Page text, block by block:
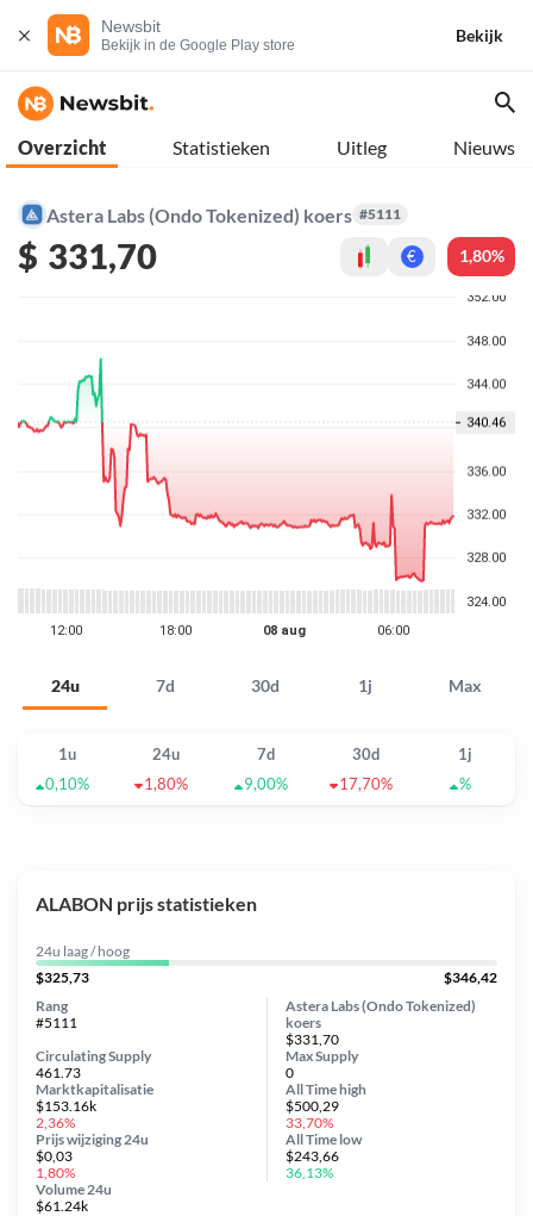
Newsbit
Bekijk in de Google Play store
Bekijk
Overzicht Statistieken Uitleg Nieuws
Astera Labs (Ondo Tokenized) koers #5111
$ 331,70 € 1,80%
24u 7d 30d 1j Max
1u 24u 7d 30d
1j
0,10%
1,80% 9,00% 17,70% %
ALABON prijs statistieken
24u laag / hoog
$325,73
$346,42
Astera Labs (Ondo Tokenized)
koers
$331,70
Circulating Supply
461.73
Prijs wijziging 24u
$0,03
1,80%
Max Supply
0
Marktkapitalisatie
$153.16k
2,36%
Volume 24u
$61.24k
Rang
#5111
All Timehigh
$500,29
33,70%
All Time low
$243,66
36,13%